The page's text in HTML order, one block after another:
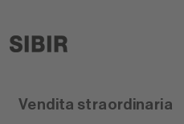
Vendita straordinaria